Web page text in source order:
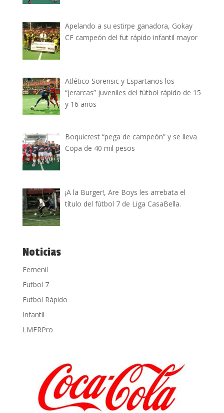
Apelando a su estirpe ganadora, Gokay
CF campeón del fut rápido infantil mayor
Atlético Sorensic y Espartanos los
“jerarcas” juveniles del fútbol rápido de 15
y 16 años
Boquicrest “pega de campeón” y se lleva
Copa de 40 mil pesos
¡A la Burger!, Are Boys les arrebata el
título del fútbol 7 de Liga CasaBella.
Noticias
Femenil
Futbol 7
Futbol Rápido
Infantil
LMFRPro